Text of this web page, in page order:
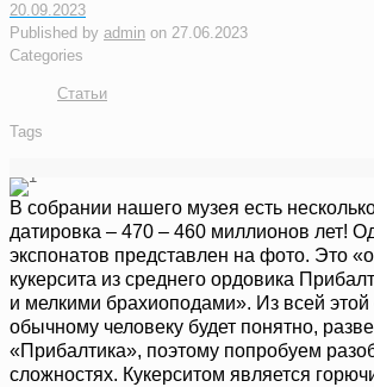
20.09.2023
Published by admin on 27.06.2023
Categories
Статьи
Tags
В собрании нашего музея есть
датировка – 470 – 460 миллионов лет!
экспонатов представлен на фото. Это
кукерсита из среднего ордовика
и мелкими брахиоподами». Из всей
обычному человеку будет понятно,
«Прибалтика», поэтому попробуем
сложностях. Кукерситом является